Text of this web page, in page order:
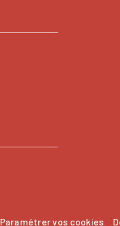
Paramétrer vos cookies